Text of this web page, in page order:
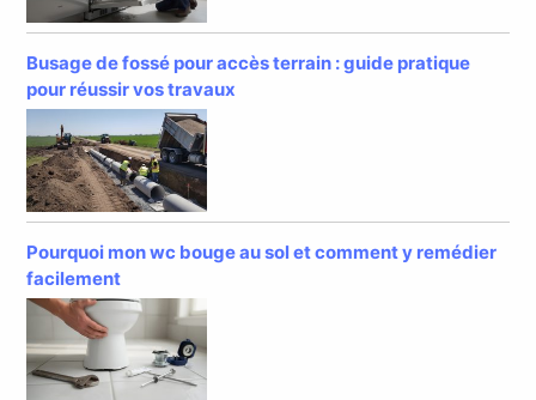
Busage de fossé pour accès terrain : guide pratique
pour réussir vos travaux
Pourquoi mon wc bouge au sol et comment y remédier
facilement